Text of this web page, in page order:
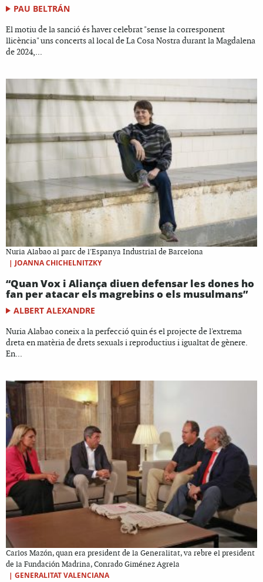
PAU BELTRÁN
El motiu de la sanció és haver celebrat "sense la corresponent
llicència" uns concerts al local de La Cosa Nostra durant la Magdalena
de 2024,...
Nuria Alabao al parc de l'Espanya Industrial de Barcelona
| JOANNA CHICHELNITZKY
“Quan Vox i Aliança diuen defensar les dones ho
fan per atacar els magrebins o els musulmans”
ALBERT ALEXANDRE
Nuria Alabao coneix a la perfecció quin és el projecte de l'extrema
dreta en matèria de drets sexuals i reproductius i igualtat de gènere.
En...
Carlos Mazón, quan era president de la Generalitat, va rebre el president
de la Fundación Madrina, Conrado Giménez Agrela
| GENERALITAT VALENCIANA